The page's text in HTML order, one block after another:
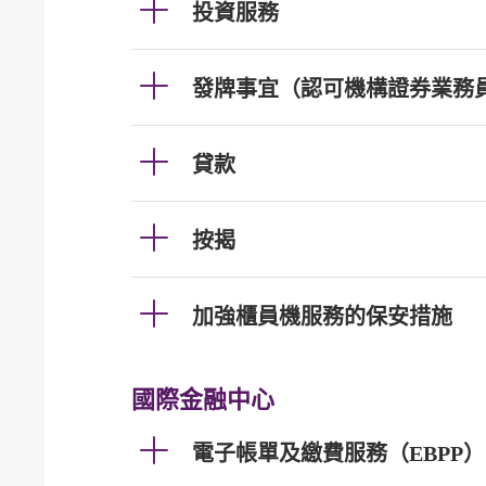
投資服務
發牌事宜（認可機構證券業務
貸款
按揭
加強櫃員機服務的保安措施
國際金融中心
電子帳單及繳費服務（EBPP）